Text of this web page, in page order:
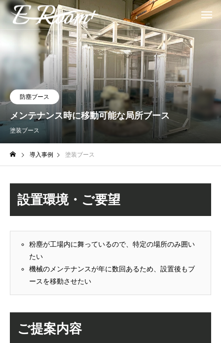
防塵ブース
メンテナンス時に移動可能な局所ブース
塗装ブース
導入事例 塗装ブース
設置環境・ご要望
粉塵が工場内に舞っているので、特定の場所のみ囲い
たい
機械のメンテナンスが年に数回あるため、設置後もブ
ースを移動させたい
ご提案内容